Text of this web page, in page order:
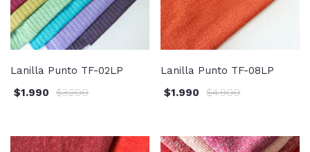
Lanilla Punto TF-02LP
$3.200
$1.990
Lanilla Punto TF-08LP
$4.900
$1.990